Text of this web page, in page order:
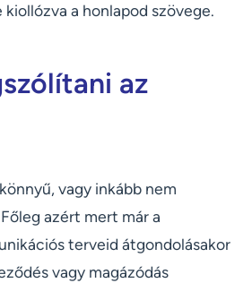
a honlapod szövege.
az
vagy inkább nem
azért mert már a
terveid átgondolásakor
vagy magázódás